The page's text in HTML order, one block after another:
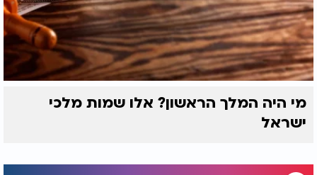
מי היה המלך הראשון? אלו שמות מלכי
ישראל